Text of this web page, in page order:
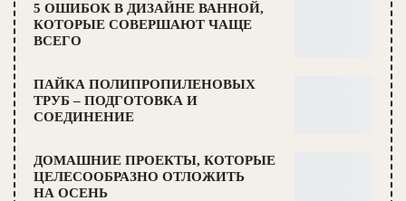
5 ОШИБОК В ДИЗАЙНЕ ВАННОЙ,
КОТОРЫЕ СОВЕРШАЮТ ЧАЩЕ
ВСЕГО
ПАЙКА ПОЛИПРОПИЛЕНОВЫХ
ТРУБ – ПОДГОТОВКА И
СОЕДИНЕНИЕ
ДОМАШНИЕ ПРОЕКТЫ, КОТОРЫЕ
ЦЕЛЕСООБРАЗНО ОТЛОЖИТЬ
НА ОСЕНЬ